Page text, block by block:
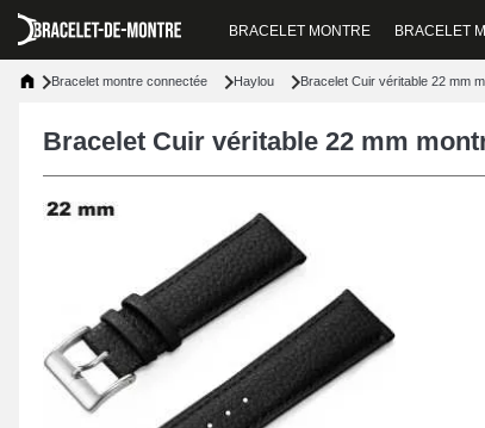
BRACELET MONTRE BRACELET
Bracelet montre connectée Haylou Bracelet Cuir véritable 22 mm
Bracelet Cuir véritable 22 mm